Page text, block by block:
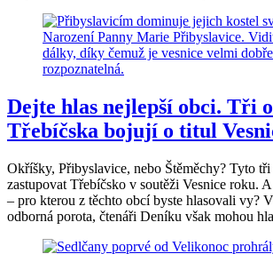
Dejte hlas nejlepší obci. Tři
Třebíčska bojují o titul
Okříšky, Přibyslavice, nebo Štěměchy? Tyto
zastupovat Třebíčsko v soutěži Vesnice roku.
– pro kterou z těchto obcí byste hlasovali vy?
odborná porota, čtenáři Deníku však mohou